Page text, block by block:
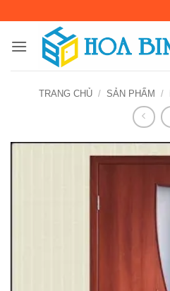
nội
TRANG CHỦ / SẢN PHẨM /